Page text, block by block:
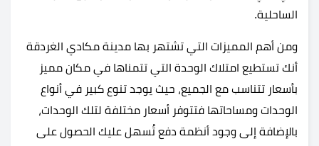
الساحلية.
ومن أهم المميزات التي تشتهر بها مدينة مكادي الغردقة
أنك تستطيع امتلاك الوحدة التي تتمناها في مكان مميز
بأسعار تتناسب مع الجميع، حيث يوجد تنوع كبير في أنواع
الوحدات ومساحاتها فتتوفر أسعار مختلفة لتلك الوحدات،
بالإضافة إلى وجود أنظمة دفع تُسهل عليك الحصول على